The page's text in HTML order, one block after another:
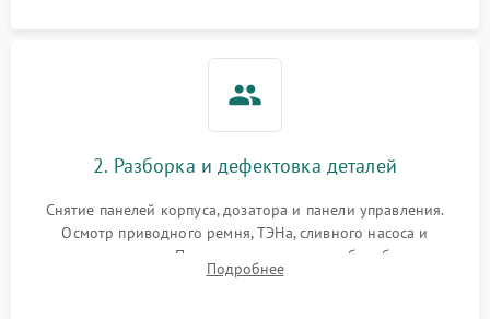
2. Разборка и дефектовка деталей
Снятие панелей корпуса, дозатора и панели управления.
Осмотр приводного ремня, ТЭНа, сливного насоса и
амортизаторов. Проверка подшипников барабана и
крестовины на износ, а манжеты люка на разрывы.
Подробнее